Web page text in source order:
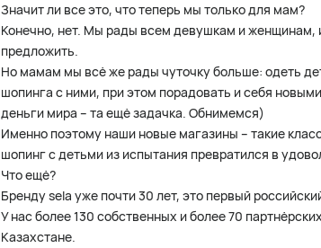
Значит ли все это, что теперь мы только для мам?
Конечно, нет. Мы рады всем девушкам и женщинам,
предложить.
Но мамам мы всё же рады чуточку больше: одеть
шопинга с ними, при этом порадовать и себя
деньги мира – та ещё задачка. Обнимемся)
Именно поэтому наши новые магазины – такие
шопинг с детьми из испытания превратился в
Что ещё?
Бренду sela уже почти 30 лет, это первый
У нас более 130 собственных и более 70
Казахстане.